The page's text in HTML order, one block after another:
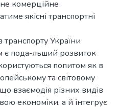
комерційне
якісні транспортні
транспорту України
є пода-льший розвиток
попитом як в
та світовому
взаємодія різних видів
економіки, а й інтегрує